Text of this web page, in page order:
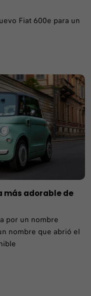
Fiat 600e para un
más adorable de
por un nombre
nombre que abrió el